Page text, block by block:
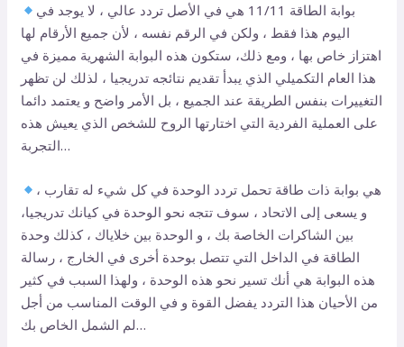
بوابة الطاقة 11/11 هي في الأصل تردد عالي ، لا يوجد في
اليوم هذا فقط ، ولكن في الرقم نفسه ، لأن جميع الأرقام لها
اهتزاز خاص بها ، ومع ذلك، ستكون هذه البوابة الشهرية مميزة في
هذا العام التكميلي الذي يبدأ تقديم نتائجه تدريجيا ، لذلك لن تظهر
التغييرات بنفس الطريقة عند الجميع ، بل الأمر واضح و يعتمد دائما
على العملية الفردية التي اختارتها الروح للشخص الذي يعيش هذه
التجربة…
هي بوابة ذات طاقة تحمل تردد الوحدة في كل شيء له تقارب ،
و يسعى إلى الاتحاد ، سوف تتجه نحو الوحدة في كيانك تدريجيا،
بين الشاكرات الخاصة بك ، و الوحدة بين خلاياك ، كذلك وحدة
الطاقة في الداخل التي تتصل بوحدة أخرى في الخارج ، رسالة
هذه البوابة هي أنك تسير نحو هذه الوحدة ، ولهذا السبب في كثير
من الأحيان هذا التردد يفضل القوة و في الوقت المناسب من أجل
لم الشمل الخاص بك…